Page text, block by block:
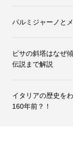
パルミジャーノと
ピサの斜塔はなぜ
伝説まで解説
イタリアの歴史を
160年前？！